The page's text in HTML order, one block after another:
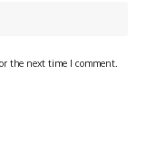
the next time I comment.